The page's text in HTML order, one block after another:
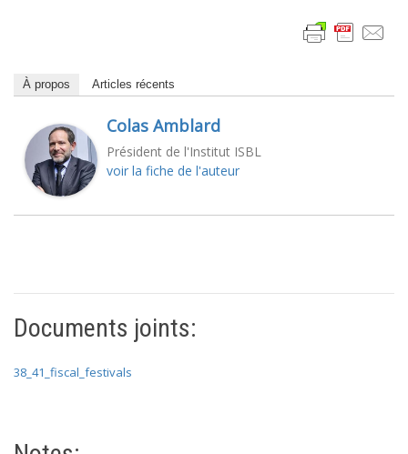
À propos Articles récents
Colas Amblard
Président de l'Institut ISBL
voir la fiche de l'auteur
Documents joints:
38_41_fiscal_festivals